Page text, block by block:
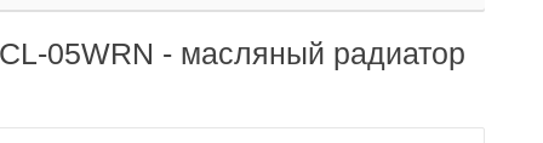
05WRN - масляный радиатор